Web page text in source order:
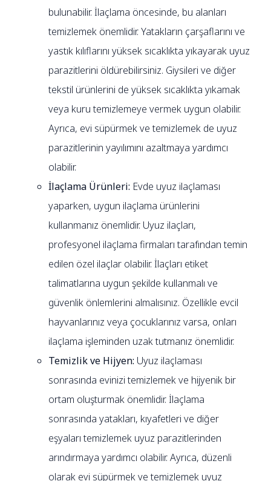
bulunabilir. İlaçlama öncesinde, bu alanları
temizlemek önemlidir. Yatakların çarşaflarını ve
yastık kılıflarını yüksek sıcaklıkta yıkayarak uyuz
parazitlerini öldürebilirsiniz. Giysileri ve diğer
tekstil ürünlerini de yüksek sıcaklıkta yıkamak
veya kuru temizlemeye vermek uygun olabilir.
Ayrıca, evi süpürmek ve temizlemek de uyuz
parazitlerinin yayılımını azaltmaya yardımcı
olabilir.
İlaçlama Ürünleri: Evde uyuz ilaçlaması
yaparken, uygun ilaçlama ürünlerini
kullanmanız önemlidir. Uyuz ilaçları,
profesyonel ilaçlama firmaları tarafından temin
edilen özel ilaçlar olabilir. İlaçları etiket
talimatlarına uygun şekilde kullanmalı ve
güvenlik önlemlerini almalısınız. Özellikle evcil
hayvanlarınız veya çocuklarınız varsa, onları
ilaçlama işleminden uzak tutmanız önemlidir.
Temizlik ve Hijyen: Uyuz ilaçlaması
sonrasında evinizi temizlemek ve hijyenik bir
ortam oluşturmak önemlidir. İlaçlama
sonrasında yatakları, kıyafetleri ve diğer
eşyaları temizlemek uyuz parazitlerinden
arındırmaya yardımcı olabilir. Ayrıca, düzenli
olarak evi süpürmek ve temizlemek uyuz